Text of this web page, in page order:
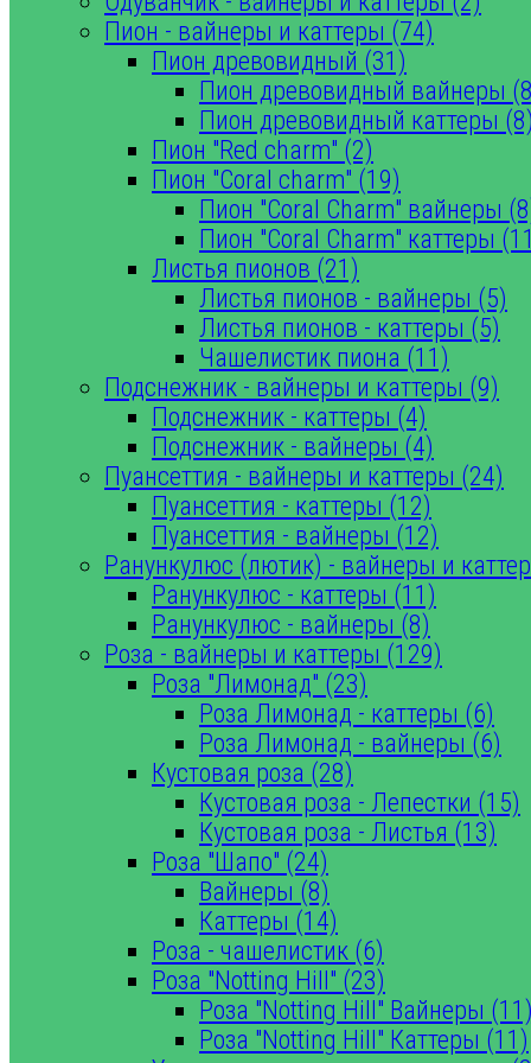
Пион - вайнеры и каттеры (74)
Пион древовидный (31)
Пион древовидный вайнеры
Пион древовидный каттеры (8)
Пион "Red charm" (2)
Пион "Coral charm" (19)
Пион "Coral Charm" вайнеры
Пион "Coral Charm" каттеры
Листья пионов (21)
Листья пионов - вайнеры (5)
Листья пионов - каттеры (5)
Чашелистик пиона (11)
Подснежник - вайнеры и каттеры (9)
Подснежник - каттеры (4)
Подснежник - вайнеры (4)
Пуансеттия - вайнеры и каттеры (24)
Пуансеттия - каттеры (12)
Пуансеттия - вайнеры (12)
Ранункулюс (лютик) - вайнеры и
Ранункулюс - каттеры (11)
Ранункулюс - вайнеры (8)
Роза - вайнеры и каттеры (129)
Роза "Лимонад" (23)
Роза Лимонад - каттеры (6)
Роза Лимонад - вайнеры (6)
Кустовая роза (28)
Кустовая роза - Лепестки (15)
Кустовая роза - Листья (13)
Роза "Шапо" (24)
Вайнеры (8)
Каттеры (14)
Роза - чашелистик (6)
Роза "Notting Hill" (23)
Роза "Notting Hill" Вайнеры (11)
Роза "Notting Hill" Каттеры (11)